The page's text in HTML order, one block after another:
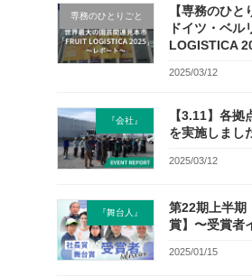
専務のひとりごと
【専務のひと
ドイツ・ベル
LOGISTICA
2025/03/12
『会社』
【3.11】各
を実施しまし
2025/03/12
『舞台人』
第22期上半期
賞】〜受賞者
2025/01/15